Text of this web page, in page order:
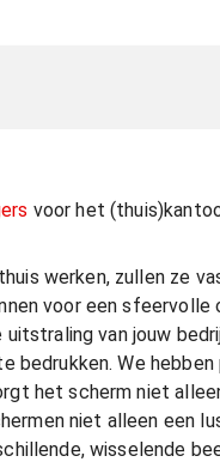
voor het
werken, zullen ze
voor een
uitstraling van jouw
bedrukken. We
het scherm niet
niet alleen een
wisselende